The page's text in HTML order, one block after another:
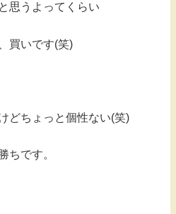
思うよってくらい
買いです(笑)
どちょっと個性ない(笑)
ちです。